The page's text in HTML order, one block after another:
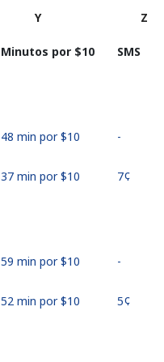
Y Z
Minutos por ⁦$10⁩ SMS
48 min por ⁦$10⁩ -
37 min por ⁦$10⁩ ⁦7¢⁩
59 min por ⁦$10⁩ -
52 min por ⁦$10⁩ ⁦5¢⁩